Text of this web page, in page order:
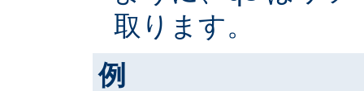
取ります。
例